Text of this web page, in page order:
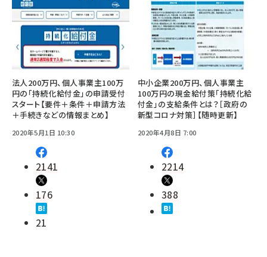
法人200万円、個人事業主100万
円の「持続化給付金」の申請受付
スタート【要件＋条件＋申請方法
＋手続きなどの情報まとめ】
2020年5月1日 10:30
2141
176
21
中小企業200万円、個人事業主
100万円の現金給付策「持続化給
付金」の支給条件とは？［政府の
新型コロナ対策］【随時更新】
2020年4月8日 7:00
2214
388